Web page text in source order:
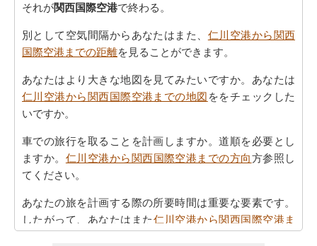
それが関西国際空港で終わる。
別として空気間隔からあなたはまた、 仁川空港から関西
国際空港までの距離を見ることができます。
あなたはより大きな地図を見てみたいですか。あなたは
仁川空港から関西国際空港までの地図 ををチェックした
いですか。
車での旅行を取ることを計画しますか。道順を必要とし
ますか。 仁川空港から関西国際空港までの方向方参照し
てください。
あなたの旅を計画する際の所要時間は重要な要素です。
したがって、あなたはまた仁川空港から関西国際空港ま